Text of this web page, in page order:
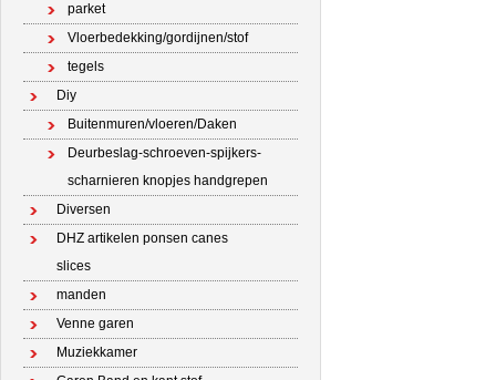
parket
Vloerbedekking/gordijnen/stof
tegels
Diy
Buitenmuren/vloeren/Daken
Deurbeslag-schroeven-spijkers-
scharnieren knopjes handgrepen
Diversen
DHZ artikelen ponsen canes
slices
manden
Venne garen
Muziekkamer